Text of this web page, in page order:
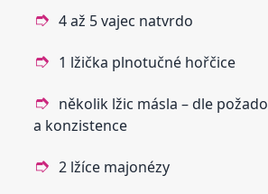
4 až 5 vajec natvrdo
1 lžička plnotučné hořčice
několik lžic másla – dle
a konzistence
2 lžíce majonézy